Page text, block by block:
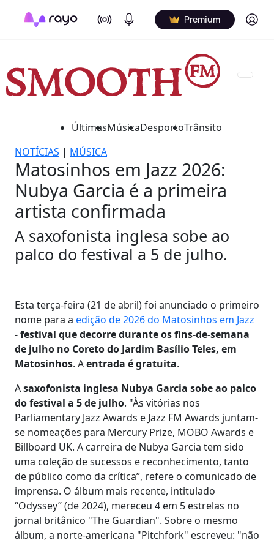
On Air Podcasts Premium Log in
ÚltimasMúsicaDesportoTrânsito
NOTÍCIAS | MÚSICA
Matosinhos em Jazz 2026:
Nubya Garcia é a primeira
artista confirmada
A saxofonista inglesa sobe ao
palco do festival a 5 de julho.
Esta terça-feira (21 de abril) foi anunciado o primeiro
nome para a edição de 2026 do Matosinhos em Jazz
-festival que decorre durante os fins-de-semana
de julho no Coreto do Jardim Basílio Teles, em
Matosinhos. Aentrada é gratuita.
Asaxofonista inglesa Nubya Garcia sobe ao palco
do festival a 5 de julho. "Às vitórias nos
Parliamentary Jazz Awards e Jazz FM Awards juntam-
se nomeações para Mercury Prize, MOBO Awards e
Billboard UK. A carreira de Nubya Garcia tem sido
uma coleção de sucessos e reconhecimento, tanto
de público como da crítica”, refere o comunicado de
imprensa. O álbum mais recente, intitulado
“Odyssey” (de 2024), mereceu 4 em 5 estrelas no
jornal britânico "The Guardian". Sobre o mesmo
álbum, a norte-americana "Pitchfork" escreveu: "não